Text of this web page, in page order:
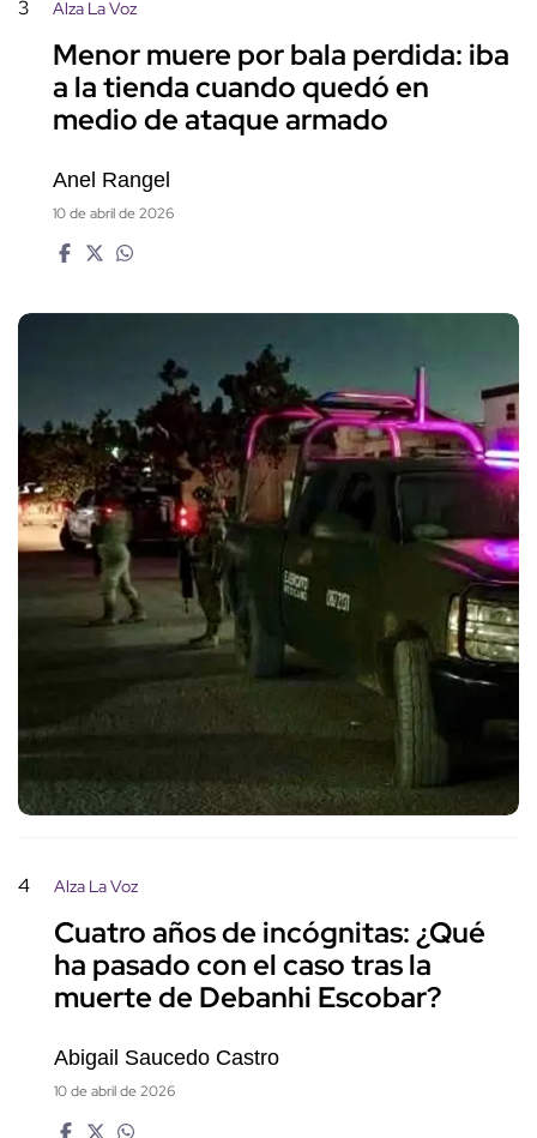
3 Alza La Voz
Menor muere por bala perdida: iba
a la tienda cuando quedó en
medio de ataque armado
Anel Rangel
10 de abril de 2026
4 Alza La Voz
Cuatro años de incógnitas: ¿Qué
ha pasado con el caso tras la
muerte de Debanhi Escobar?
Abigail Saucedo Castro
10 de abril de 2026